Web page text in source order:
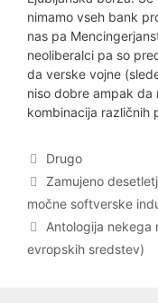
nimamo vseh bank
nas pa
neoliberalci pa so
da verske vojne
niso dobre ampak da
kombinacija različnih
Categories
Drugo
Post
navigation
Zamujeno
močne softverske
Antologija nekega
evropskih sredstev)